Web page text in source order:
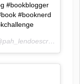
#bookblogger
#booknerd
Uma foto publicada por Pat Xavier (@pah_lendoescrevendo) em